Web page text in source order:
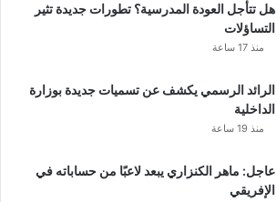
هل تتأجل العودة المدرسية؟ تطورات جديدة تثير
التساؤلات
منذ 17 ساعة
الرائد الرسمي يكشف عن تسميات جديدة بوزارة
الداخلية
منذ 19 ساعة
عاجل: ماهر الكنزاري يبعد لاعبًا من حساباته في
الإفريقي